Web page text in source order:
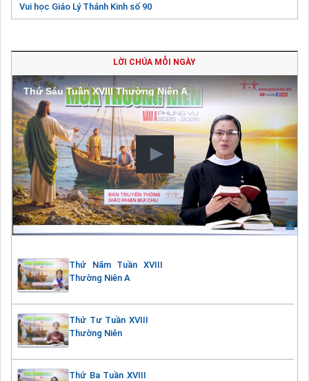
Vui học Giáo Lý Thánh Kinh số 90
LỜI CHÚA MỖI NGÀY
Thứ Sáu Tuần XVIII Thường Niên A
Thứ Năm Tuần XVIII
Thường Niên A
Thứ Tư Tuần XVIII
Thường Niên
Thứ Ba Tuần XVIII